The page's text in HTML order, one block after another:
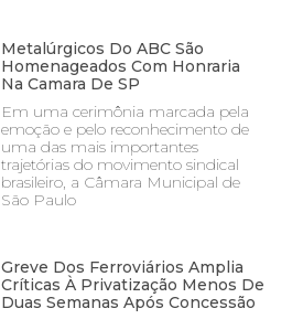
Metalúrgicos Do ABC São
Homenageados Com Honraria
Na Camara De SP
Em uma cerimônia marcada pela
emoção e pelo reconhecimento de
uma das mais importantes
trajetórias do movimento sindical
brasileiro, a Câmara Municipal de
São Paulo
Greve Dos Ferroviários Amplia
Críticas À Privatização Menos De
Duas Semanas Após Concessão